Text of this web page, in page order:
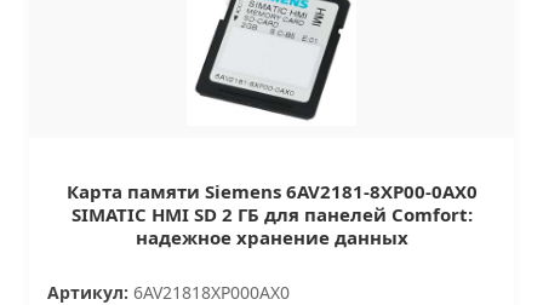
Карта памяти Siemens 6AV2181-8XP00-0AX0
SIMATIC HMI SD 2 ГБ для панелей Comfort:
надежное хранение данных
Артикул: 6AV21818XP000AX0